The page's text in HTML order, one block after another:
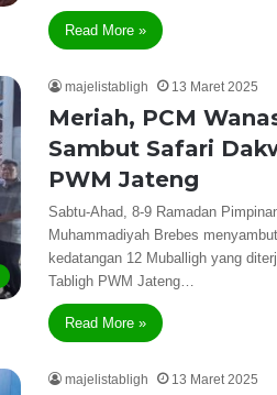
Read More »
majelistabligh 13 Maret 2025
Meriah, PCM
Sambut Safari
PWM Jateng
Sabtu-Ahad, 8-9 Ramadan
Muhammadiyah Brebes
kedatangan 12 Muballigh yang
Tabligh PWM Jateng…
Read More »
majelistabligh 13 Maret 2025